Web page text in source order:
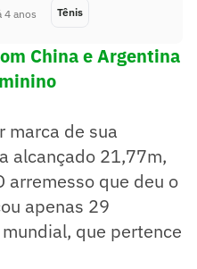
4 anos Tênis
China e Argentina
marca de sua
alcançado 21,77m,
arremesso que deu o
apenas 29
que pertence